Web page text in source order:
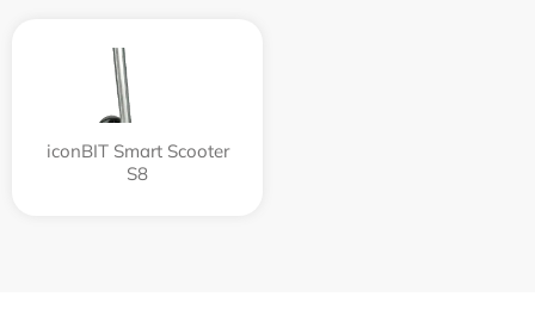
iconBIT Smart Scooter
S8